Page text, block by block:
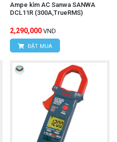
Ampe kìm AC Sanwa SANWA
DCL11R (300A,TrueRMS)
2,290,000 VND
ĐẶT MUA